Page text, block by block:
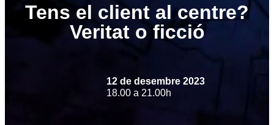
Tens el client al centre?
Veritat o ficció
12 de desembre 2023
18.00 a 21.00h